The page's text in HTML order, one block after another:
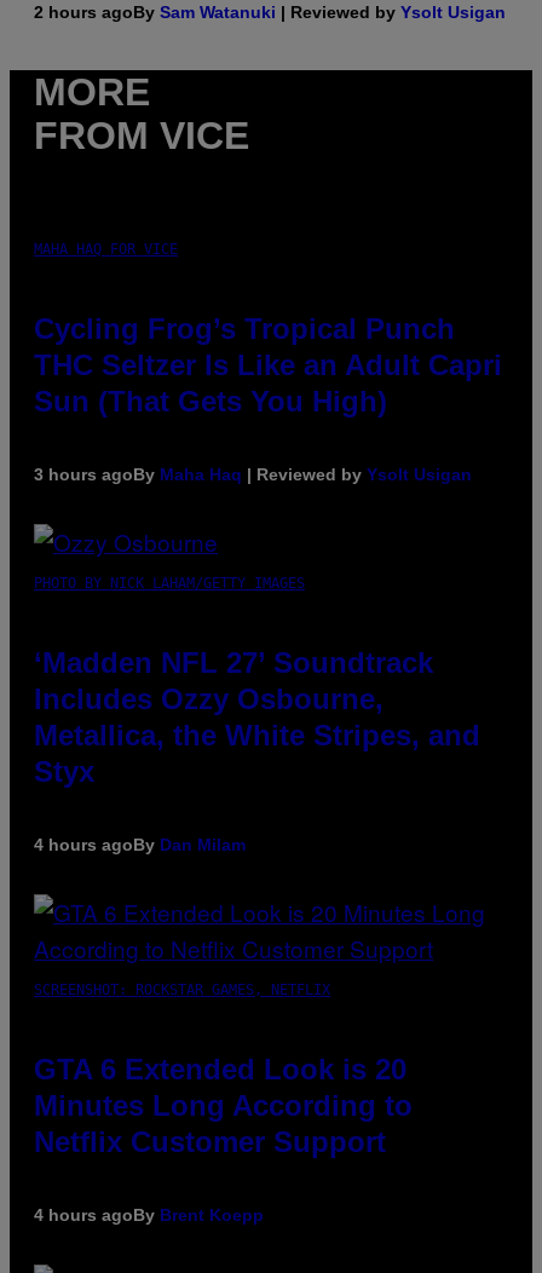
2 hours agoBy Sam Watanuki | Reviewed by Ysolt Usigan
MORE
FROM VICE
MAHA HAQ FOR VICE
Cycling Frog’s Tropical Punch
THC Seltzer Is Like an Adult Capri
Sun (That Gets You High)
3 hours agoBy Maha Haq | Reviewed by Ysolt Usigan
PHOTO BY NICK LAHAM/GETTY IMAGES
‘Madden NFL 27’ Soundtrack
Includes Ozzy Osbourne,
Metallica, the White Stripes, and
Styx
4 hours agoBy Dan Milam
SCREENSHOT: ROCKSTAR GAMES, NETFLIX
GTA 6 Extended Look is 20
Minutes Long According to
Netflix Customer Support
4 hours agoBy Brent Koepp